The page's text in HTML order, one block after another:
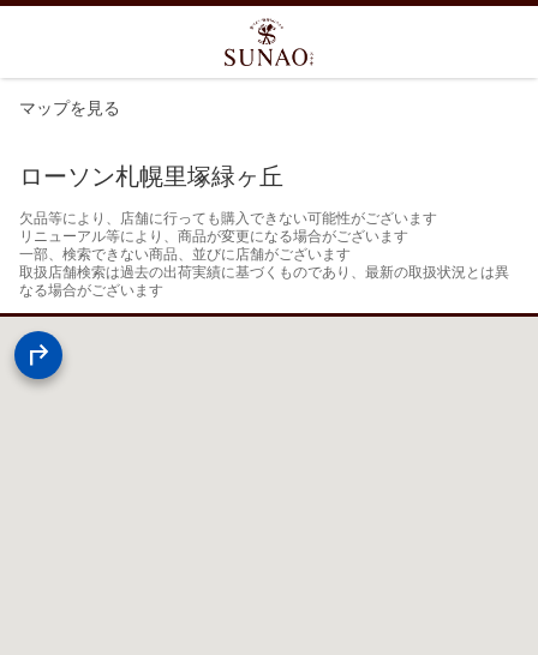
マップを見る
ローソン札幌里塚緑ヶ丘
欠品等により、店舗に行っても購入できない可能性がございます
リニューアル等により、商品が変更になる場合がございます
一部、検索できない商品、並びに店舗がございます
取扱店舗検索は過去の出荷実績に基づくものであり、最新の取扱状況とは異
なる場合がございます